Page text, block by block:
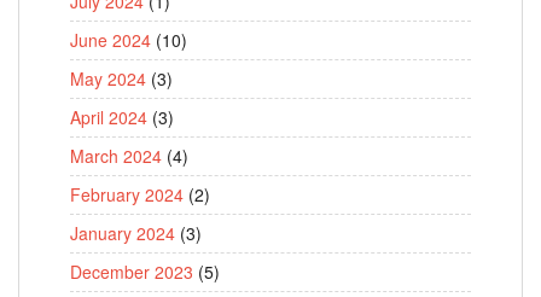
June 2024 (10)
May 2024 (3)
April 2024 (3)
March 2024 (4)
February 2024 (2)
January 2024 (3)
December 2023 (5)